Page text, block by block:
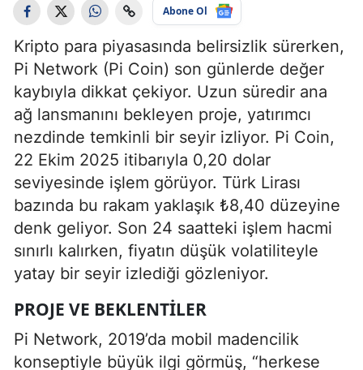
Abone Ol
Kripto para piyasasında belirsizlik sürerken,
Pi Network (Pi Coin) son günlerde değer
kaybıyla dikkat çekiyor. Uzun süredir ana
ağ lansmanını bekleyen proje, yatırımcı
nezdinde temkinli bir seyir izliyor. Pi Coin,
22 Ekim 2025 itibarıyla 0,20 dolar
seviyesinde işlem görüyor. Türk Lirası
bazında bu rakam yaklaşık ₺8,40 düzeyine
denk geliyor. Son 24 saatteki işlem hacmi
sınırlı kalırken, fiyatın düşük volatiliteyle
yatay bir seyir izlediği gözleniyor.
PROJE VE BEKLENTILER
Pi Network, 2019’da mobil madencilik
konseptiyle büyük ilgi görmüş, “herkese